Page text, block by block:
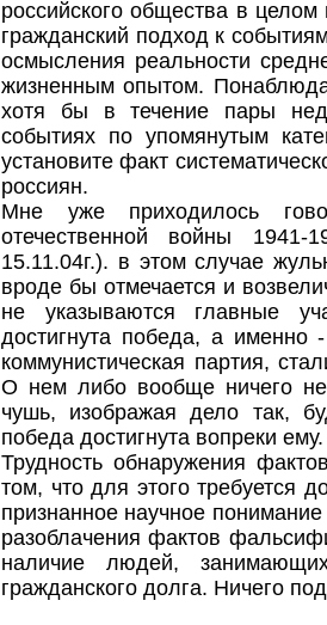
российского общества в
гражданский подход к
осмысления реальности
жизненным опытом.
хотя бы в течение пары
событиях по упомянутым
установите факт
россиян.
Мне уже приходилось
отечественной войны 1941-
15.11.04г.). в этом случае
вроде бы отмечается и
не указываются главные
достигнута победа, а именно
коммунистическая партия,
О нем либо вообще ничего не
чушь, изображая дело так,
победа достигнута вопреки ему.
Трудность обнаружения
том, что для этого требуется
признанное научное
разоблачения фактов
наличие людей,
гражданского долга. Ничего